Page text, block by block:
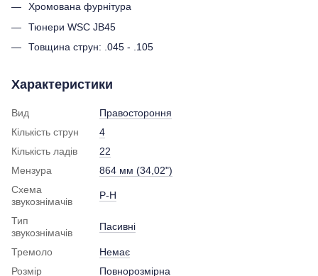
Хромована фурнітура
Тюнери WSC JB45
Товщина струн: .045 - .105
Характеристики
Вид
Правостороння
Кількість струн
4
Кількість ладів
22
Мензура
864 мм (34,02")
Схема
звукознімачів
P-H
Тип
звукознімачів
Пасивні
Тремоло
Немає
Розмір
Повнорозмірна